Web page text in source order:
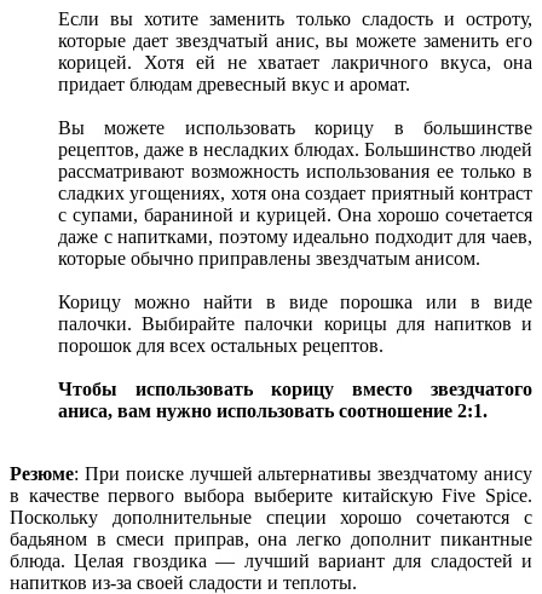
Если вы хотите заменить только сладость и остроту,
которые дает звездчатый анис, вы можете заменить его
корицей. Хотя ей не хватает лакричного вкуса, она
придает блюдам древесный вкус и аромат.
Вы можете использовать корицу в большинстве
рецептов, даже в несладких блюдах. Большинство людей
рассматривают возможность использования ее только в
сладких угощениях, хотя она создает приятный контраст
с супами, бараниной и курицей. Она хорошо сочетается
даже с напитками, поэтому идеально подходит для чаев,
которые обычно приправлены звездчатым анисом.
Корицу можно найти в виде порошка или в виде
палочки. Выбирайте палочки корицы для напитков и
порошок для всех остальных рецептов.
Чтобы использовать корицу вместо звездчатого
аниса, вам нужно использовать соотношение 2:1.
Резюме: При поиске лучшей альтернативы звездчатому анису
в качестве первого выбора выберите китайскую Five Spice.
Поскольку дополнительные специи хорошо сочетаются с
бадьяном в смеси приправ, она легко дополнит пикантные
блюда. Целая гвоздика — лучший вариант для сладостей и
напитков из-за своей сладости и теплоты.